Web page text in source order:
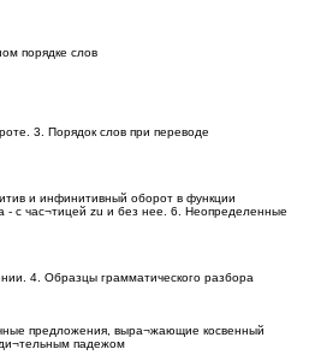
порядке слов
3. Порядок слов при переводе
и инфинитивный оборот в функции
с час¬тицей zu и без нее. 6. Неопределенные
4. Образцы грамматического разбора
предложения, выра¬жающие косвенный
падежом